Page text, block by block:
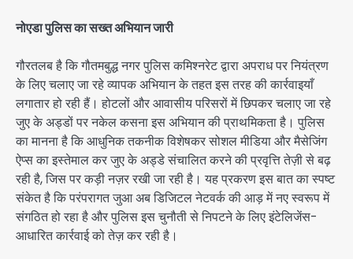
नोएडा पुलिस का सख्त अभियान जारी
गौरतलब है कि गौतमबुद्ध नगर पुलिस कमिश्नरेट द्वारा अपराध पर नियंत्रण
के लिए चलाए जा रहे व्यापक अभियान के तहत इस तरह की कार्रवाइयाँ
लगातार हो रही हैं। होटलों और आवासीय परिसरों में छिपकर चलाए जा रहे
जुए के अड्डों पर नकेल कसना इस अभियान की प्राथमिकता है। पुलिस
का मानना है कि आधुनिक तकनीक विशेषकर सोशल मीडिया और मैसेजिंग
ऐप्स का इस्तेमाल कर जुए के अड्डे संचालित करने की प्रवृत्ति तेज़ी से बढ़
रही है, जिस पर कड़ी नज़र रखी जा रही है। यह प्रकरण इस बात का स्पष्ट
संकेत है कि परंपरागत जुआ अब डिजिटल नेटवर्क की आड़ में नए स्वरूप में
संगठित हो रहा है और पुलिस इस चुनौती से निपटने के लिए इंटेलिजेंस-
आधारित कार्रवाई को तेज़ कर रही है।